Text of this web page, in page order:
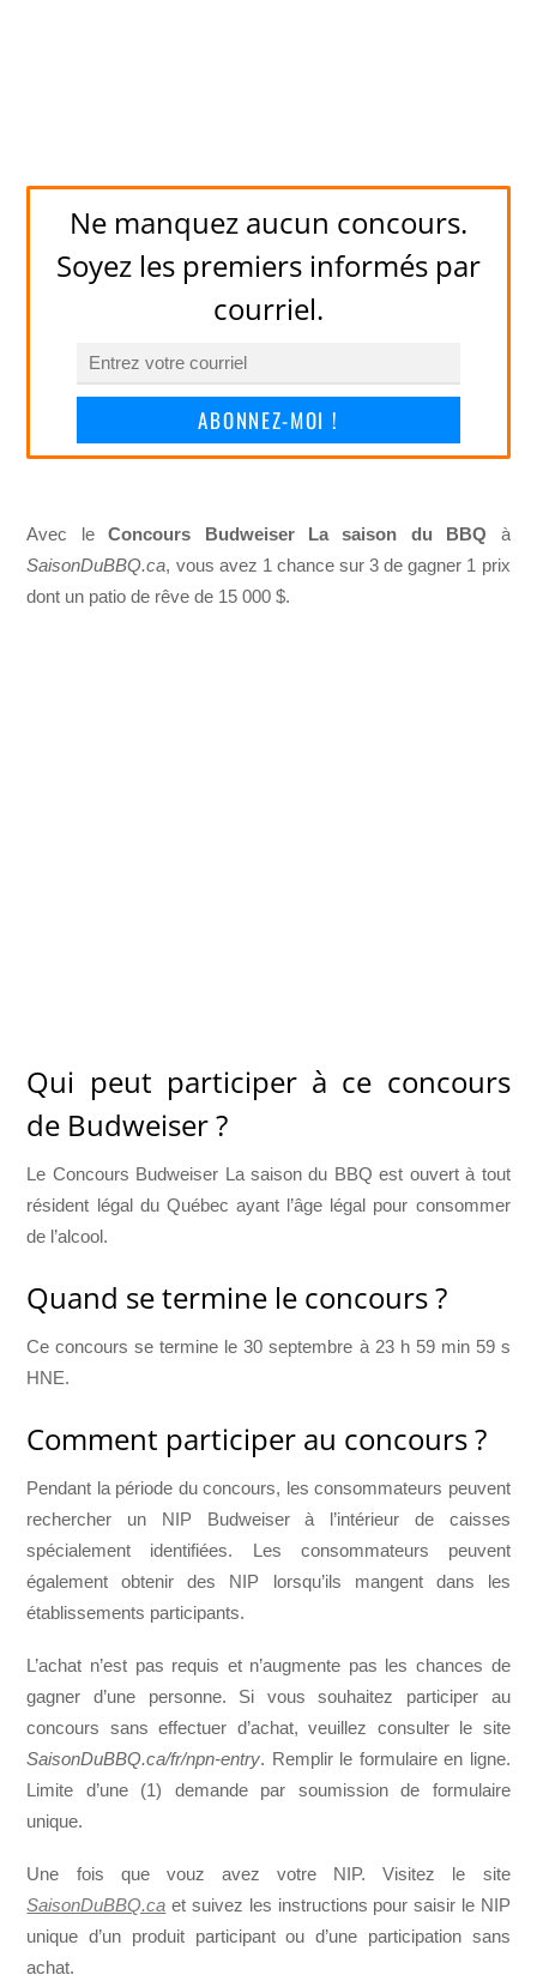
Ne manquez aucun concours.
Soyez les premiers informés par
courriel.
ABONNEZ-MOI !
Avec leConcours Budweiser La saison du BBQ à
SaisonDuBBQ.ca, vous avez 1 chance sur 3 de gagner 1 prix
dont un patio de rêve de 15 000 $.
Qui peut participer à ce concours
de Budweiser ?
Le Concours Budweiser La saison du BBQ est ouvert à tout
résident légal du Québec ayant l’âge légal pour consommer
de l’alcool.
Quand se termine le concours ?
Ce concours se termine le 30 septembre à 23 h 59 min 59 s
HNE.
Comment participer au concours ?
Pendant la période du concours, les consommateurs peuvent
rechercher un NIP Budweiser à l’intérieur de caisses
spécialement identifiées. Les consommateurs peuvent
également obtenir des NIP lorsqu’ils mangent dans les
établissements participants.
L’achat n’est pas requis et n’augmente pas les chances de
gagner d’une personne. Si vous souhaitez participer au
concours sans effectuer d’achat, veuillez consulter le site
SaisonDuBBQ.ca/fr/npn-entry. Remplir le formulaire en ligne.
Limite d’une (1) demande par soumission de formulaire
unique.
Une fois que vouz avez votre NIP. Visitez le site
SaisonDuBBQ.ca et suivez les instructions pour saisir le NIP
unique d’un produit participant ou d’une participation sans
achat.